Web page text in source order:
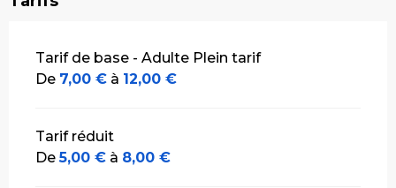
Tarifs 2026
Tarif de base - Adulte Plein tarif
De 7,00 € à 12,00 €
Tarif réduit
De5,00 € à 8,00 €